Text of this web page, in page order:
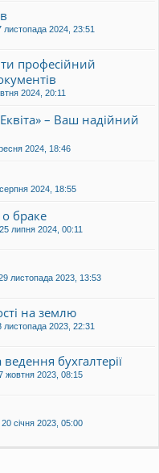
листопада 2024, 23:51
професійний
2024, 20:11
– Ваш надійний
2024, 18:46
2024, 18:55
браке
25 липня 2024, 00:11
листопада 2023, 13:53
на землю
листопада 2023, 22:31
бухгалтерії
жовтня 2023, 08:15
20 січня 2023, 05:00